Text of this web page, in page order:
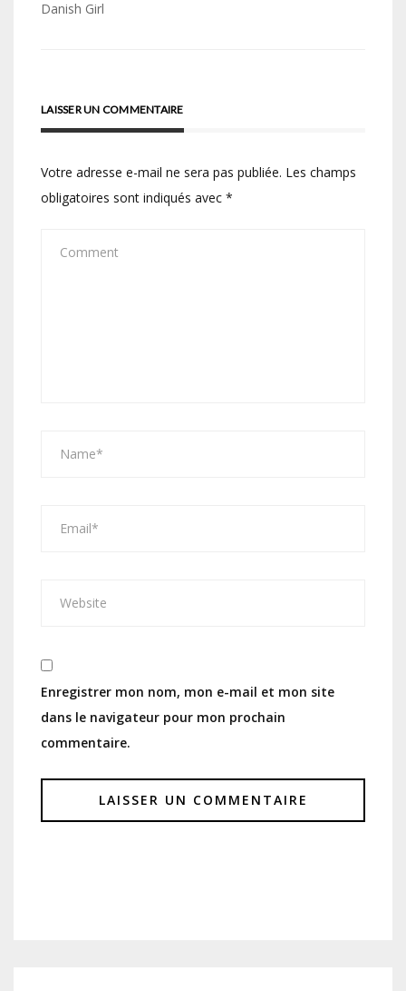
de
Danish Girl
LAISSER UN COMMENTAIRE
Votre adresse e-mail ne sera pas publiée. Les champs
obligatoires sont indiqués avec *
Enregistrer mon nom, mon e-mail et mon site
dans le navigateur pour mon prochain
commentaire.